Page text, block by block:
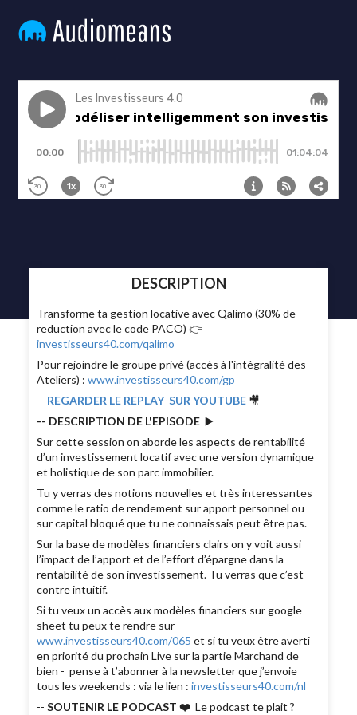
DESCRIPTION
Transforme ta gestion locative avec Qalimo (30% de
reduction avec le code PACO) 👉
investisseurs40.com/qalimo
Pour rejoindre le groupe privé (accès à l'intégralité des
Ateliers) :www.investisseurs40.com/gp
-- REGARDER LE REPLAY SUR YOUTUBE 🎥
-- DESCRIPTION DE L'EPISODE ▶️
Sur cette session on aborde les aspects de rentabilité
d’un investissement locatif avec une version dynamique
et holistique de son parc immobilier.
Tu y verras des notions nouvelles et très interessantes
comme le ratio de rendement sur apport personnel ou
sur capital bloqué que tu ne connaissais peut être pas.
Sur la base de modèles financiers clairs on y voit aussi
l’impact de l’apport et de l’effort d’épargne dans la
rentabilité de son investissement. Tu verras que c’est
contre intuitif.
Si tu veux un accès aux modèles financiers sur google
sheet tu peux te rendre sur
www.investisseurs40.com/065 et si tu veux être averti
en priorité du prochain Live sur la partie Marchand de
bien - pense à t’abonner à la newsletter que j’envoie
tous les weekends : via le lien :investisseurs40.com/nl
--SOUTENIR LE PODCAST ❤️Le podcast te plait ?